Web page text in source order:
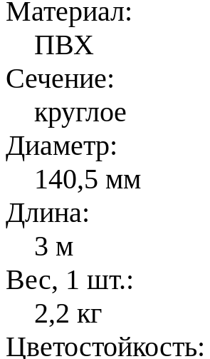
Материал:
ПВХ
Сечение:
круглое
Диаметр:
140,5 мм
Длина:
3 м
Вес, 1 шт.:
2,2 кг
Цветостойкость: